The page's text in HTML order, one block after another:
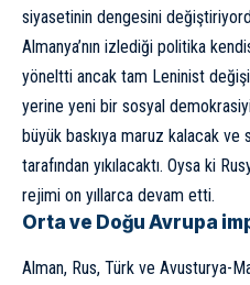
siyasetinin dengesini
Almanya’nın izlediği politika
yöneltti ancak tam Leninist
yerine yeni bir sosyal
büyük baskıya maruz kalacak ve
tarafından yıkılacaktı. Oysa ki
rejimi on yıllarca devam etti.
Orta ve Doğu Avrupa
Alman, Rus, Türk ve Avusturya-